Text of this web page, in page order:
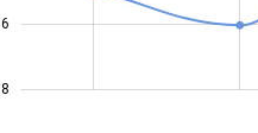
6
8